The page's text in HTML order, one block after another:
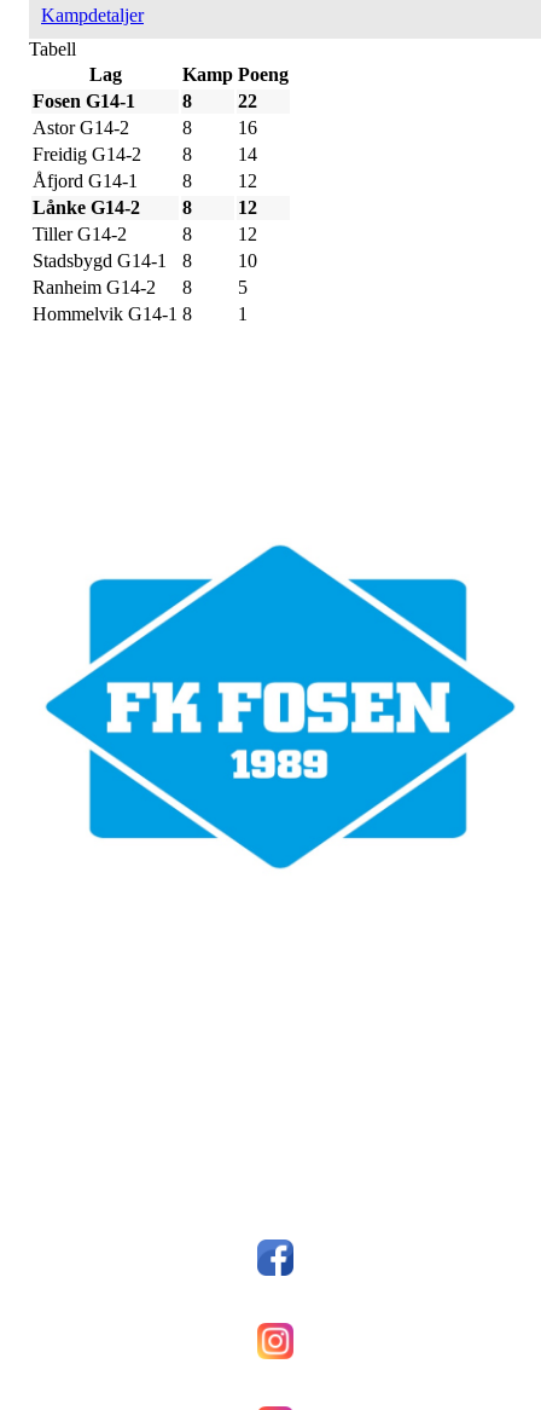
Kampdetaljer
Tabell
Lag
Kamp Poeng
Fosen G14-1
8
22
Astor G14-2
8
16
Freidig G14-2
8
14
Åfjord G14-1
8
12
Lånke G14-2
8
12
Tiller G14-2
8
12
Stadsbygd G14-1
8
10
Ranheim G14-2
8
5
Hommelvik G14-1 8 1